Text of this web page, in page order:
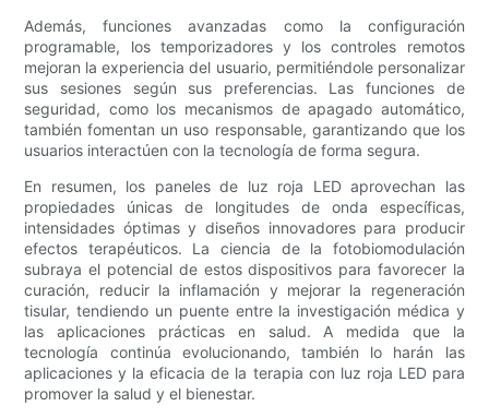
Además, funciones avanzadas como la configuración
programable, los temporizadores y los controles remotos
mejoran la experiencia del usuario, permitiéndole personalizar
sus sesiones según sus preferencias. Las funciones de
seguridad, como los mecanismos de apagado automático,
también fomentan un uso responsable, garantizando que los
usuarios interactúen con la tecnología de forma segura.
En resumen, los paneles de luz roja LED aprovechan las
propiedades únicas de longitudes de onda específicas,
intensidades óptimas y diseños innovadores para producir
efectos terapéuticos. La ciencia de la fotobiomodulación
subraya el potencial de estos dispositivos para favorecer la
curación, reducir la inflamación y mejorar la regeneración
tisular, tendiendo un puente entre la investigación médica y
las aplicaciones prácticas en salud. A medida que la
tecnología continúa evolucionando, también lo harán las
aplicaciones y la eficacia de la terapia con luz roja LED para
promover la salud y el bienestar.